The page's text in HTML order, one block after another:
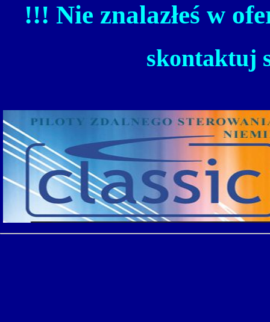
!!! Nie znalazłeś w
skontaktuj